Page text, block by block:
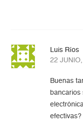
Luis Ríos
22
Buenas
efectivas?